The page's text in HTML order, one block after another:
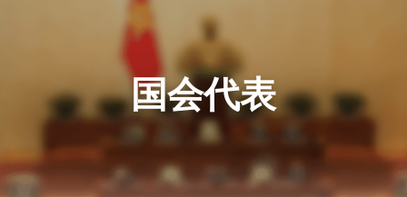
最新
焦点
意见
社交新闻
新闻稿
国会代表